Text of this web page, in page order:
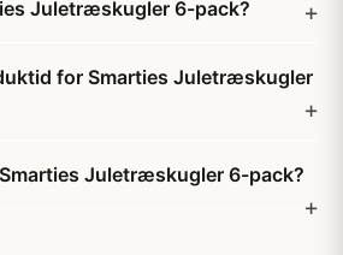
Juletræskugler 6-pack?
for Smarties Juletræskugler
Juletræskugler 6-pack?